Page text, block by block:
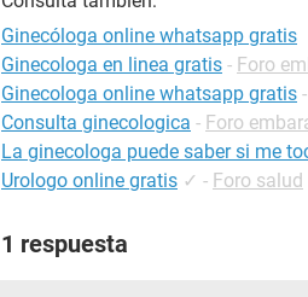
Ginecóloga online whatsapp gratis
Ginecologa en linea gratis - Foro
Ginecologa online whatsapp gratis -
Consulta ginecologica - Foro
La ginecologa puede saber si me
Urologo online gratis ✓ - Foro salud
1 respuesta